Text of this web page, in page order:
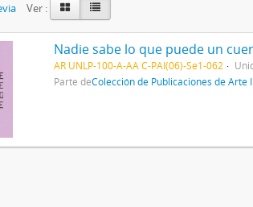
Ver :
Nadie sabe lo que puede un
AR UNLP-100-A-AA C-PAI(06)-Se1-062
Parte deColección de Publicaciones de Arte